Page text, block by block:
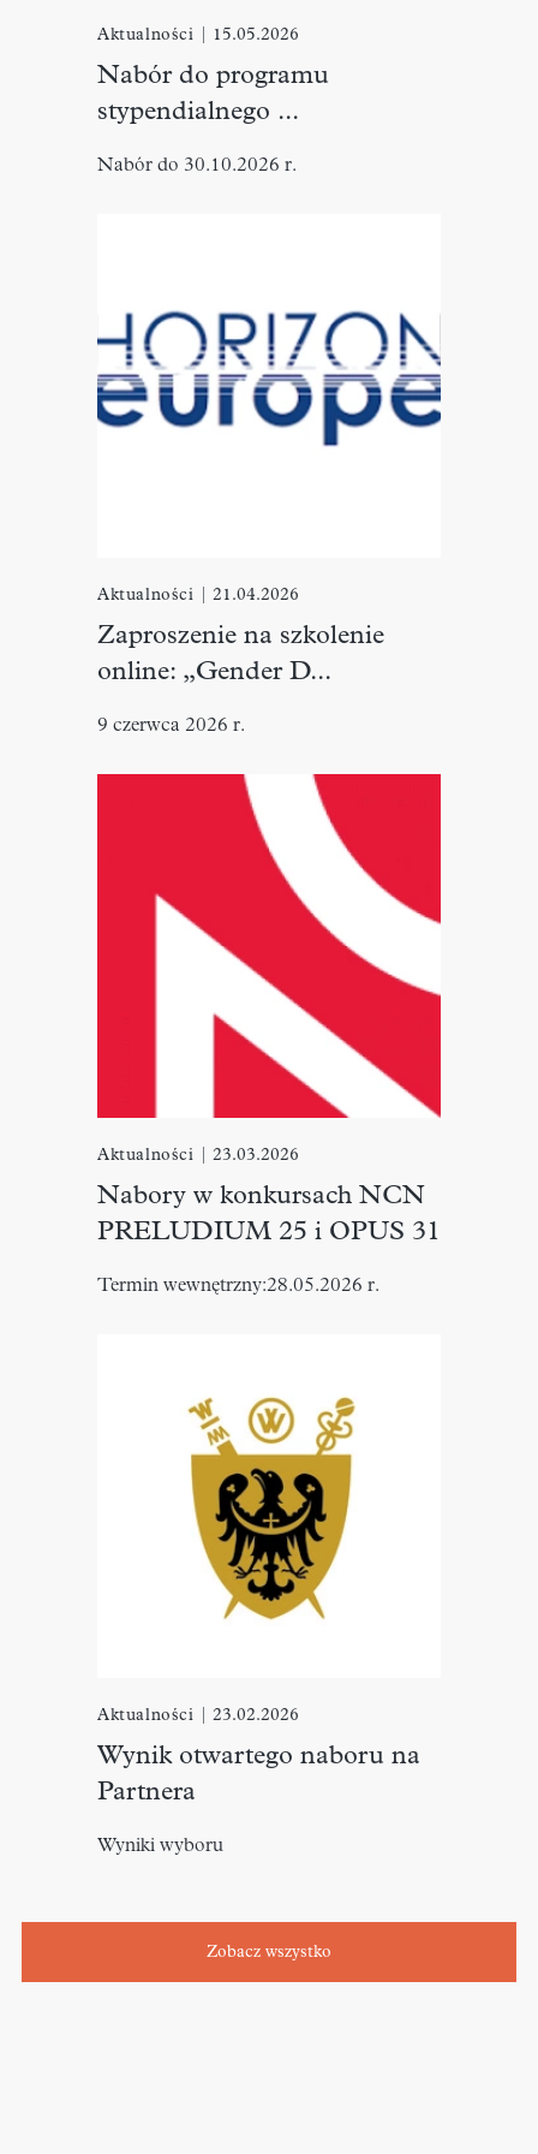
Aktualności 15.05.2026
Nabór do programu
stypendialnego ...
Nabór do 30.10.2026 r.
Aktualności 21.04.2026
Zaproszenie na szkolenie
online: „Gender D...
9 czerwca 2026 r.
Aktualności 23.03.2026
Nabory w konkursach NCN
PRELUDIUM 25 i OPUS 31
Termin wewnętrzny:28.05.2026 r.
Aktualności 23.02.2026
Wynik otwartego naboru na
Partnera
Wyniki wyboru
Zobacz wszystko